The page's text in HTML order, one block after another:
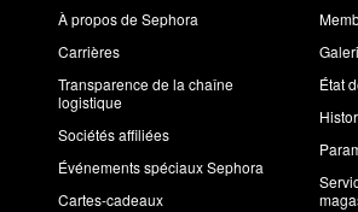
À propos de Sephora
Carrières
Transparence de la chaîne
logistique
Sociétés affiliées
Événements spéciaux Sephora
Cartes-cadeaux
État